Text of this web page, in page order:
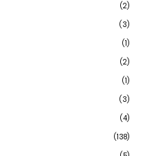
(2)
(3)
(1)
(2)
(1)
(3)
(4)
(138)